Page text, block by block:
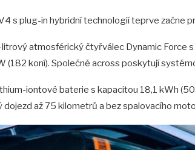
s plug-in hybridní technologií teprve začne
atmosférický čtyřválec Dynamic Force
(182 koní). Společně across poskytují
iontové baterie s kapacitou 18,1 kWh
až 75 kilometrů a bez spalovacího